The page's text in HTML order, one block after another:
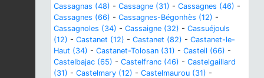
Cassagnas (48) - Cassagne (31) - Cassagnes (46) -
Cassagnes (66) - Cassagnes-Bégonhès (12) -
Cassagnoles (34) - Cassaigne (32) - Cassuéjouls
(12) - Castanet (12) - Castanet (82) - Castanet-le-
Haut (34) - Castanet-Tolosan (31) - Casteil (66) -
Castelbajac (65) - Castelfranc (46) - Castelgaillard
(31) - Castelmary (12) - Castelmaurou (31) -